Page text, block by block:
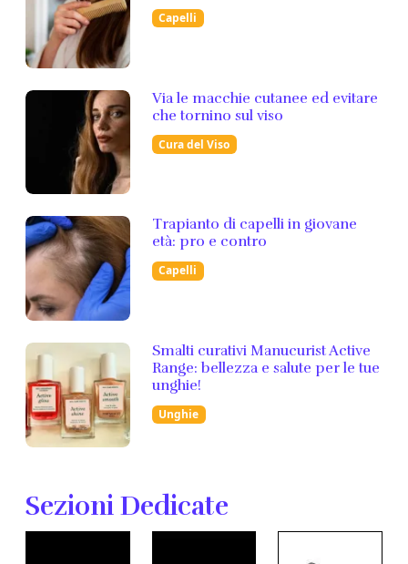
Capelli
Via le macchie cutanee ed evitare
che tornino sul viso
Cura del Viso
Trapianto di capelli in giovane
età: pro e contro
Capelli
Smalti curativi Manucurist Active
Range: bellezza e salute per le tue
unghie!
Unghie
Sezioni Dedicate